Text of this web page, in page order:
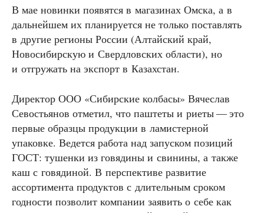
В мае новинки появятся в магазинах Омска, а в
дальнейшем их планируется не только поставлять
в другие регионы России (Алтайский край,
Новосибирскую и Свердловских области), но
и отгружать на экспорт в Казахстан.
Директор ООО «Сибирские колбасы» Вячеслав
Севостьянов отметил, что паштеты и риеты — это
первые образцы продукции в ламистерной
упаковке. Ведется работа над запуском позиций
ГОСТ: тушенки из говядины и свинины, а также
каш с говядиной. В перспективе развитие
ассортимента продуктов с длительным сроком
годности позволит компании заявить о себе как